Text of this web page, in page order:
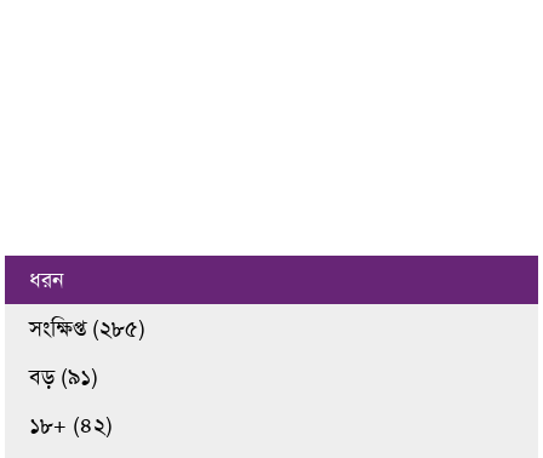
ধরন
সংক্ষিপ্ত (২৮৫)
বড় (৯১)
১৮+ (৪২)